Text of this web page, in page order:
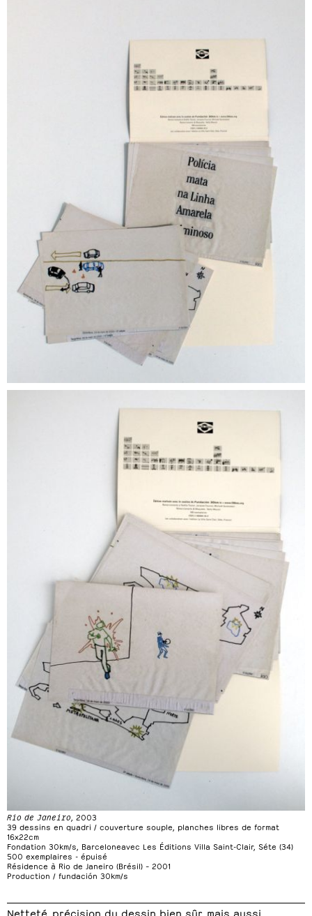
Netteté, précision du dessin bien sûr, mais aussi
Rio de Janeiro , 2003
39 dessins en quadri / couverture souple, planches libres de format
16x22cm
Fondation 30km/s, Barceloneavec Les Éditions Villa Saint-Clair, Séte (34)
500 exemplaires - épuisé
Résidence à Rio de Janeiro (Brésil) – 2001
Production / fundación 30km/s